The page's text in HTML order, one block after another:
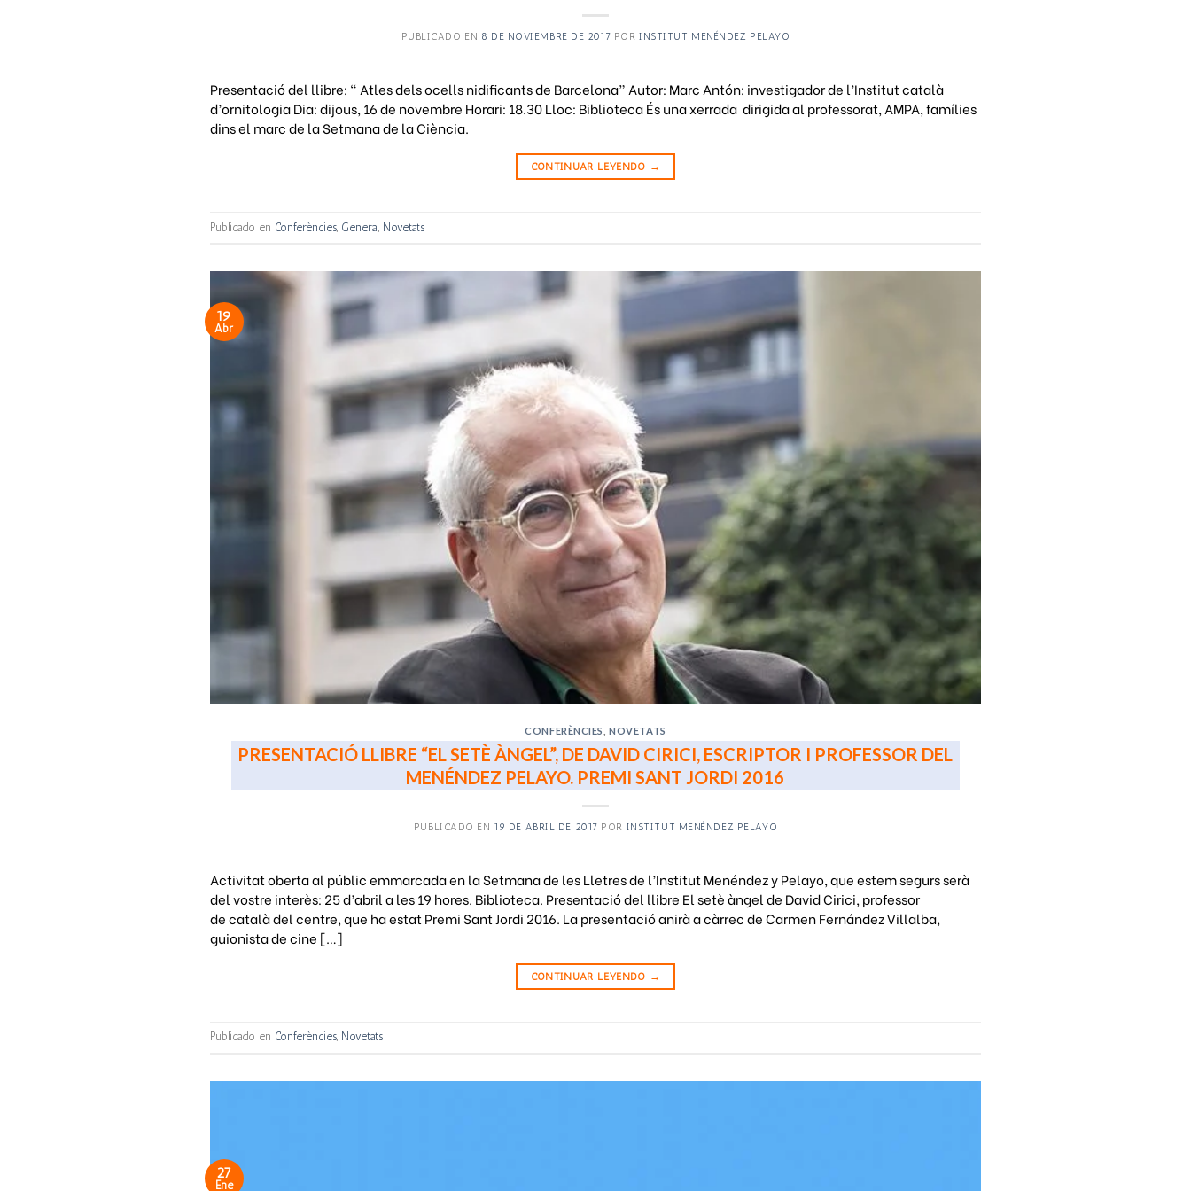
PUBLICADO EN 8 DE NOVIEMBRE DE 2017 POR INSTITUT MENÉNDEZ PELAYO
Presentació del llibre: “ Atles dels ocells nidificants de Barcelona” Autor: Marc Antón: investigador de l’Institut català
d’ornitologia Dia: dijous, 16 de novembre Horari: 18.30 Lloc: Biblioteca És una xerrada dirigida al professorat, AMPA, famílies
dins el marc de la Setmana de la Ciència.
CONTINUAR LEYENDO →
Publicado en Conferències General Novetats
19
Abr
CONFERÈNCIES ,NOVETATS
PRESENTACIÓ LLIBRE “EL SETÈ ÀNGEL”, DE DAVID CIRICI, ESCRIPTOR I PROFESSOR DEL
MENÉNDEZ PELAYO. PREMI SANT JORDI 2016
PUBLICADO EN 19 DE ABRIL DE 2017 POR INSTITUT MENÉNDEZ PELAYO
Activitat oberta al públic emmarcada en la Setmana de les Lletres de l’Institut Menéndez y Pelayo, que estem segurs serà
del vostre interès: 25 d’abril a les 19 hores. Biblioteca. Presentació del llibre El setè àngel de David Cirici, professor
de català del centre, que ha estat Premi Sant Jordi 2016. La presentació anirà a càrrec de Carmen Fernández Villalba,
guionista de cine […]
CONTINUAR LEYENDO →
Publicado en Conferències, Novetats
27
Ene